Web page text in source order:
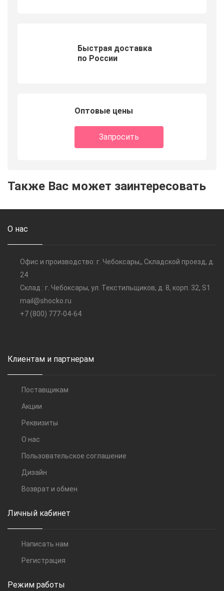
Быстрая доставка
по России
Оптовые цены
Запросить
Также Вас может заинтересовать
О нас
Офис и производство: г. Чебоксары,, Складской проезд, д.
24
Склад : г. Чебоксары, ул. Текстильщиков, д. 8, корп. 32, S1
mail@shocko.ru
+7 (800) 777-04-64
Клиентам и партнерам
Поставщикам
Акции
Реквизиты
О нас
Пользовательское соглашение
Дизайн
Возврат и обмен
Личный кабинет
Написать нам
Регистрация
Режим работы